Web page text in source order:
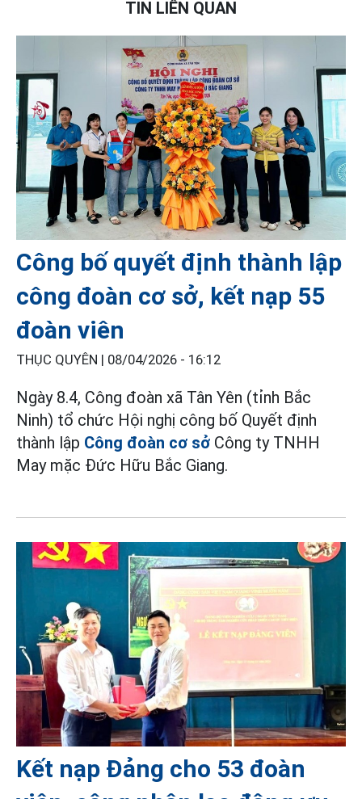
TIN LIÊN QUAN
Công bố quyết định thành lập
công đoàn cơ sở, kết nạp 55
đoàn viên
THỤC QUYÊN | 08/04/2026 - 16:12
Ngày 8.4, Công đoàn xã Tân Yên (tỉnh Bắc
Ninh) tổ chức Hội nghị công bố Quyết định
thành lập Công đoàn cơ sở Công ty TNHH
May mặc Đức Hữu Bắc Giang.
Kết nạp Đảng cho 53 đoàn